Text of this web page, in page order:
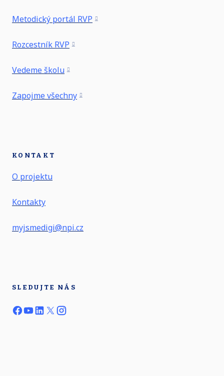
Metodický portál RVP
Rozcestník RVP
Vedeme školu
Zapojme všechny
KONTAKT
O projektu
Kontakty
myjsmedigi@npi.cz
SLEDUJTE NÁS